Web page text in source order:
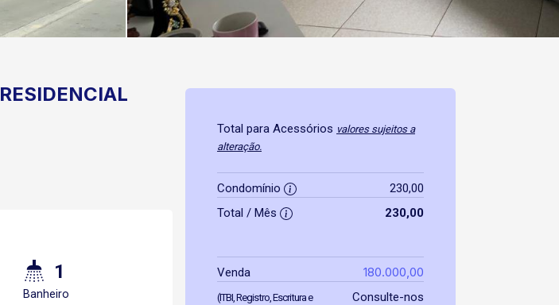
RESIDENCIAL
1
Banheiro
Total para Acessórios valores sujeitos a
alteração.
Condomínio
230,00
Total / Mês
230,00
Venda 180.000,00
(ITBI, Registro, Escritura e
Consulte-nos